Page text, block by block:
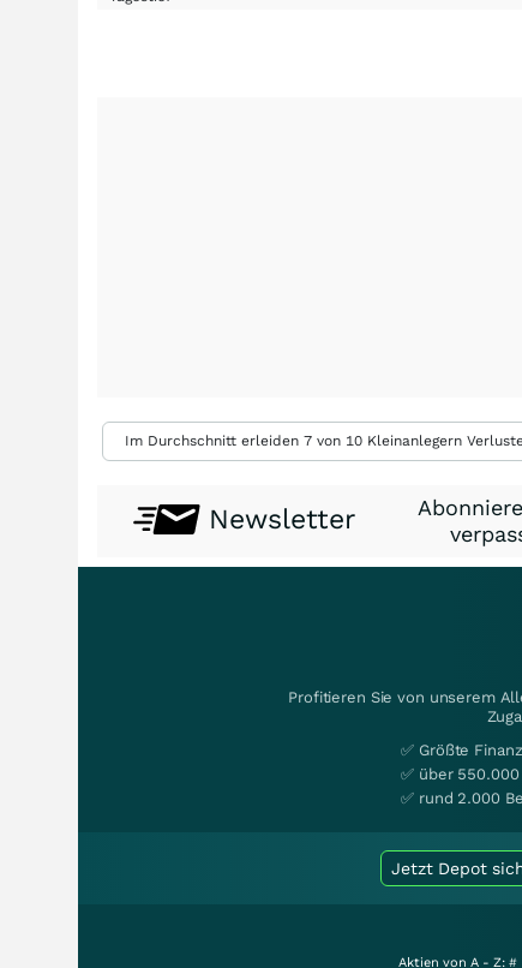
Im Durchschnitt erleiden 7 von 10 Kleinanlegern
Newsletter
Profitieren Sie von unserem
✅ Größte
✅ über
✅ rund 2.000
Jetzt Depot
Aktien von A - Z: #